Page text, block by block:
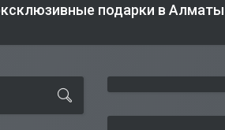
подарки в Алматы